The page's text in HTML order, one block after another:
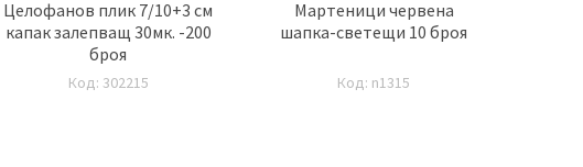
Целофанов плик 7/10+3 см
капак залепващ 30мк. -200
броя
Код: 302215
Мартеници червена
шапка-светещи 10 броя
Код: n1315